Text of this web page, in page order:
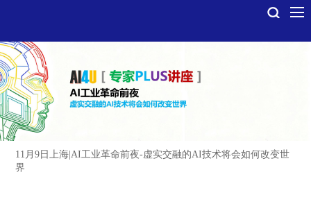
11月9日上海|AI工业革命前夜-虚实交融的AI技术将会如何改变世
界